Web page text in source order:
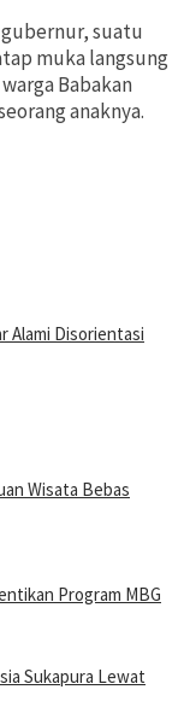
gubernur, suatu
muka langsung
Babakan
anaknya.
Alami Disorientasi
Wisata Bebas
Program MBG
Sukapura Lewat